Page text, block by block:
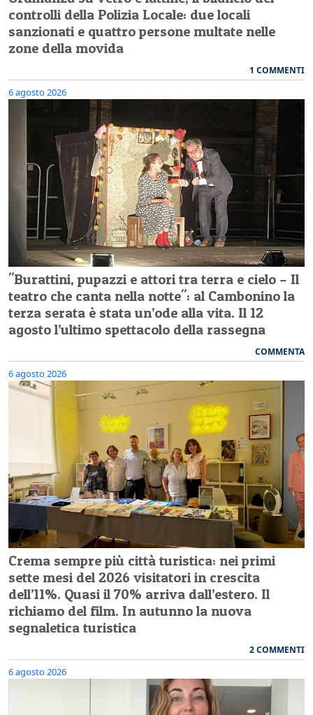
controlli della Polizia Locale: due locali
sanzionati e quattro persone multate nelle
zone della movida
1 COMMENTI
6 agosto 2026
"Burattini, pupazzi e attori tra terra e cielo – Il
teatro che canta nella notte": al Cambonino la
terza serata è stata un’ode alla vita. Il 12
agosto l’ultimo spettacolo della rassegna
COMMENTA
6 agosto 2026
Crema sempre più città turistica: nei primi
sette mesi del 2026 visitatori in crescita
dell’11%. Quasi il 70% arriva dall’estero. Il
richiamo del film. In autunno la nuova
segnaletica turistica
2 COMMENTI
6 agosto 2026